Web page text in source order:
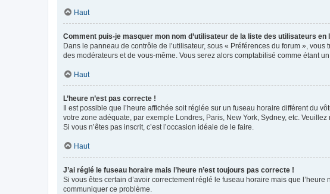
Haut
Comment puis-je masquer mon nom d’utilisateur de la liste des utilisateurs en
Dans le panneau de contrôle de l’utilisateur, sous « Préférences du forum »,
des modérateurs et de vous-même. Vous serez alors comptabilisé comme étant
Haut
L’heure n’est pas correcte !
Il est possible que l’heure affichée soit réglée sur un fuseau horaire différent du
votre zone adéquate, par exemple Londres, Paris, New York, Sydney, etc.
Si vous n’êtes pas inscrit, c’est l’occasion idéale de le faire.
Haut
J’ai réglé le fuseau horaire mais l’heure n’est toujours pas correcte !
Si vous êtes certain d’avoir correctement réglé le fuseau horaire mais que
communiquer ce problème.